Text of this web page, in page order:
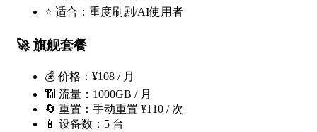
⭐ 适合：重度刷剧/AI使用者
🚀旗舰套餐
💰 价格：¥108 / 月
📶 流量：1000GB / 月
🔄 重置：手动重置 ¥110 / 次
📱 设备数：5 台